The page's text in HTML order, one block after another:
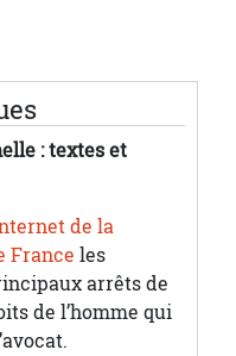
: textes et
de la
France les
arrêts de
de l’homme qui